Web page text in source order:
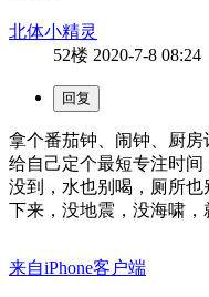
北体小精灵
52楼 2020-7-8 08:24
拿个番茄钟、闹钟、厨房
给自己定个最短专注时间
没到，水也别喝，厕所
下来，没地震，没海啸，
来自iPhone客户端